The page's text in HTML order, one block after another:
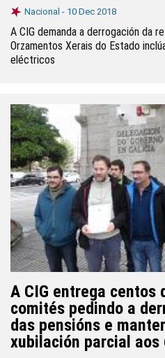
Nacional - 10 Dec 2018
A CIG demanda a derrogación da
Orzamentos Xerais do Estado
eléctricos
A CIG entrega centos
comités pedindo a
das pensións e
xubilación parcial aos